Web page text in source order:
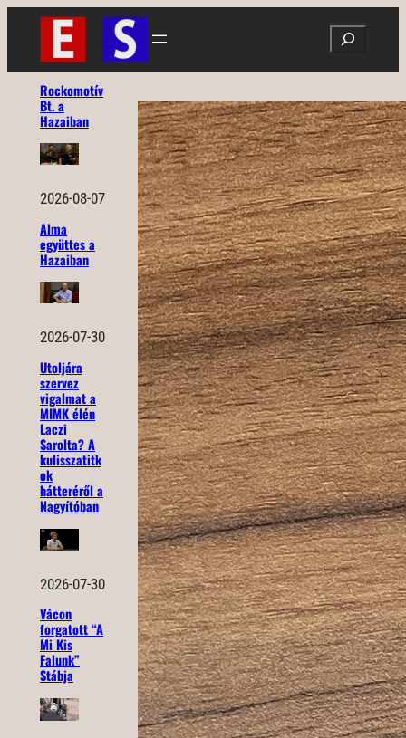
Ugrás
tartalomhoz
Search
Rockomotív
Bt. a
Hazaiban
2026-08-07
Alma
együttes a
Hazaiban
2026-07-30
Utoljára
szervez
vigalmat a
MIMK élén
Laczi
Sarolta? A
kulisszatitk
ok
hátteréről a
Nagyítóban
2026-07-30
Vácon
forgatott “A
Mi Kis
Falunk”
Stábja